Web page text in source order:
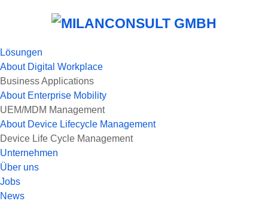
Lösungen
AboutDigital Workplace
Business Applications
AboutEnterprise Mobility
UEM/MDM Management
AboutDevice Lifecycle Management
Device Life Cycle Management
Unternehmen
Über uns
Jobs
News